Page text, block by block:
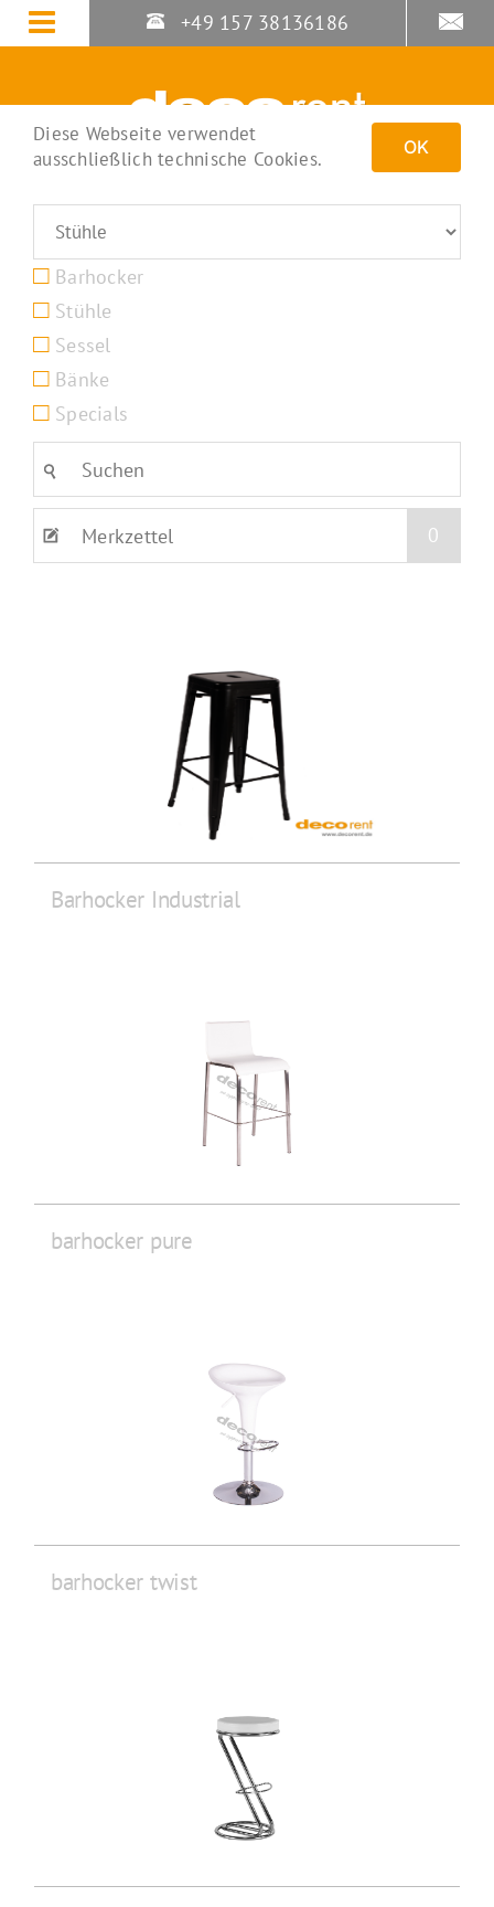
Zum
Inhalt
+49 157 38136186
Barhocker
Stühle
Sessel
Bänke
Specials
Merkzettel 0
Barhocker Industrial
barhocker pure
barhocker twist
Diese Webseite verwendet
ausschließlich technische Cookies.
OK